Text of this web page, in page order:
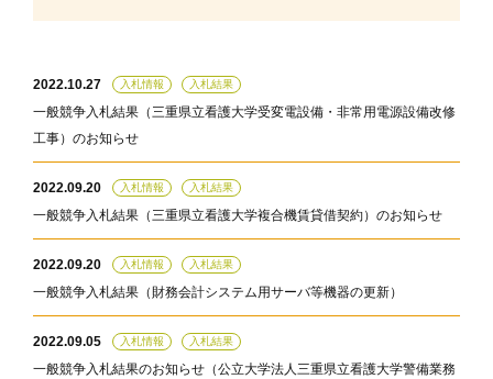
2022.10.27 入札情報 入札結果
一般競争入札結果（三重県立看護大学受変電設備・非常用電源設備改修
工事）のお知らせ
2022.09.20 入札情報 入札結果
一般競争入札結果（三重県立看護大学複合機賃貸借契約）のお知らせ
2022.09.20 入札情報 入札結果
一般競争入札結果（財務会計システム用サーバ等機器の更新）
2022.09.05 入札情報 入札結果
一般競争入札結果のお知らせ（公立大学法人三重県立看護大学警備業務